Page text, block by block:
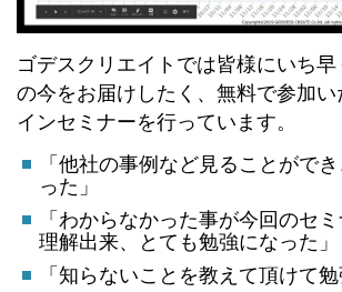
ゴデスクリエイトでは皆様にいち
の今をお届けしたく、無料で参加い
インセミナーを行っています。
「他社の事例など見ることがで
った」
「わからなかった事が今回のセ
理解出来、とても勉強になった」
「知らないことを教えて頂けて勉